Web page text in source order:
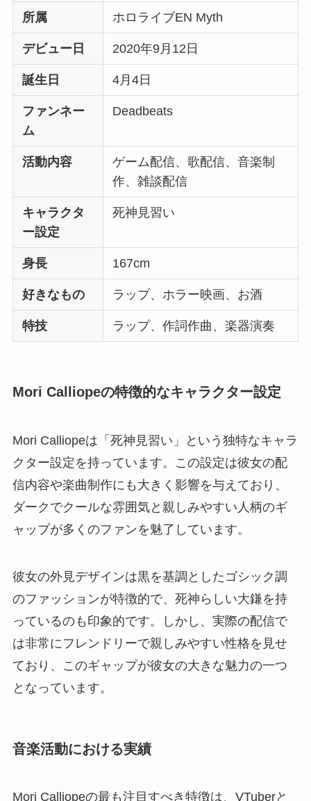
所属 ホロライブEN Myth
デビュー日 2020年9月12日
誕生日 4月4日
ファンネー
ム
Deadbeats
活動内容
ゲーム配信、歌配信、音楽制
作、雑談配信
キャラクタ
ー設定
死神見習い
身長 167cm
好きなもの ラップ、ホラー映画、お酒
特技 ラップ、作詞作曲、楽器演奏
Mori Calliopeの特徴的なキャラクター設定
Mori Calliopeは「死神見習い」という独特なキャラ
クター設定を持っています。この設定は彼女の配
信内容や楽曲制作にも大きく影響を与えており、
ダークでクールな雰囲気と親しみやすい人柄のギ
ャップが多くのファンを魅了しています。
彼女の外見デザインは黒を基調としたゴシック調
のファッションが特徴的で、死神らしい大鎌を持
っているのも印象的です。しかし、実際の配信で
は非常にフレンドリーで親しみやすい性格を見せ
ており、このギャップが彼女の大きな魅力の一つ
となっています。
音楽活動における実績
Mori Calliopeの最も注目すべき特徴は、VTuberと